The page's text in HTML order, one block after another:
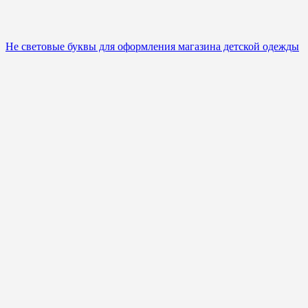
Не световые буквы для оформления магазина детской одежды